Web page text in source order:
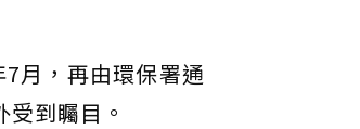
月，再由環保署通
到矚目。